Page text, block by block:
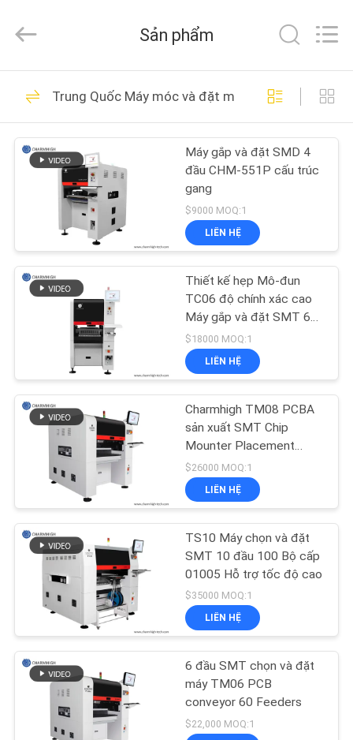
TRANG
CHỦ
CÁC
VIDEO
CHÚNG
CHUYẾN
THAM
QUAN
MÁY
KIỂM
SOÁT
CHẤT
LƯỢNG
2026
LIMITED.
Reserved.
Máy móc và đặt
máy móc
74
Dây chuyền sản xuất
SMT
37
Máy in stear
Lò nướng Reflow
Sản phẩm
Trung Quốc Máy móc và đặt máy móc
Máy gắp và đặt SMD 4
đầu CHM-551P cấu trúc
gang
$9000 MOQ:1
LIÊN HỆ
Thiết kế hẹp Mô-đun
TC06 độ chính xác cao
Máy gắp và đặt SMT 6
đầu Hỗ trợ 01005
$18000 MOQ:1
LIÊN HỆ
Charmhigh TM08 PCBA
sản xuất SMT Chip
Mounter Placement
Machine CPK≥1.0
$26000 MOQ:1
LIÊN HỆ
TS10 Máy chọn và đặt
SMT 10 đầu 100 Bộ cấp
01005 Hỗ trợ tốc độ cao
$35000 MOQ:1
LIÊN HỆ
6 đầu SMT chọn và đặt
máy TM06 PCB
conveyor 60 Feeders
$22,000 MOQ:1